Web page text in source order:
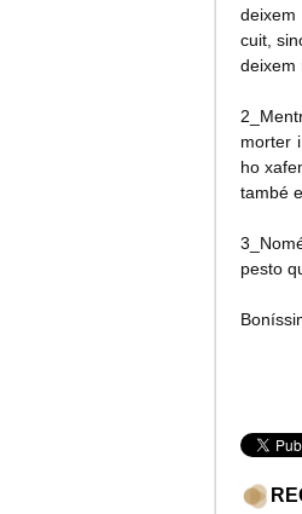
cuit,
deixem
morter
ho
també
pesto